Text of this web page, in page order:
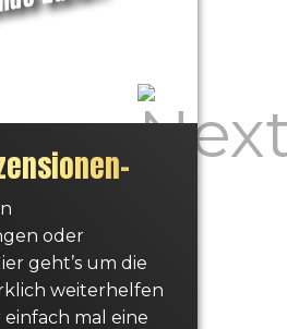
–
oder
geht’s um die
weiterhelfen
mal eine